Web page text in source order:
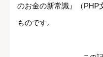
のお金の新常識』（PHP
ものです。